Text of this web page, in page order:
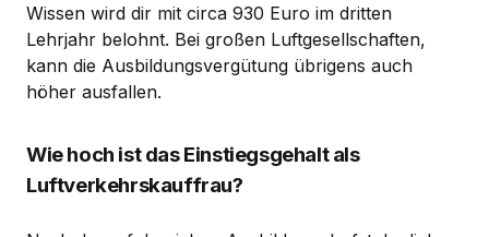
Wissen wird dir mit circa 930 Euro im dritten
Lehrjahr belohnt. Bei großen Luftgesellschaften,
kann die Ausbildungsvergütung übrigens auch
höher ausfallen.
Wie hoch ist das Einstiegsgehalt als
Luftverkehrskauffrau?